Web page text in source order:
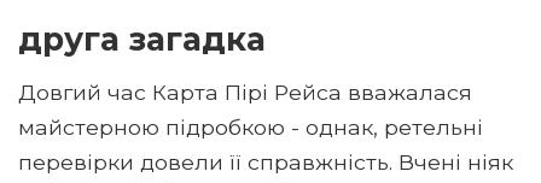
друга загадка
Довгий час Карта Пірі Рейса вважалася
майстерною підробкою - однак, ретельні
перевірки довели її справжність. Вчені ніяк